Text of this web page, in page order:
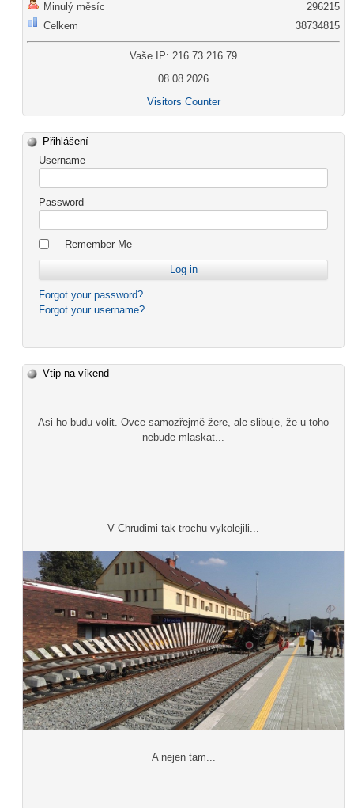
Minulý měsíc
Celkem
296215
38734815
Vaše IP: 216.73.216.79
08.08.2026
Visitors Counter
Přihlášení
Username
Password
Remember Me
Forgot your password?
Forgot your username?
Vtip na víkend
Asi ho budu volit. Ovce samozřejmě žere, ale slibuje, že u toho
nebude mlaskat...
V Chrudimi tak trochu vykolejili...
A nejen tam...